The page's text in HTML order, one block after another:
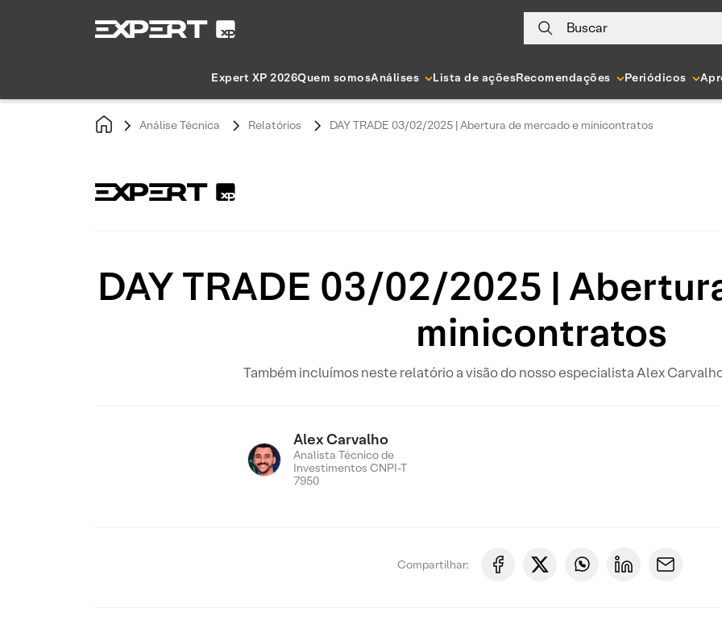
Buscar
Expert XP 2026Quem somosAnálises Lista de açõesRecomendações Periódicos
Análise Técnica Relatórios DAY TRADE 03/02/2025 | Abertura de mercado e minicontratos
DAY TRADE 03/02/2025 |
minicontratos
Também incluímos neste relatório a visão do nosso especialista Alex
Alex Carvalho
Analista Técnico de
Investimentos CNPI-T
7950
Compartilhar: